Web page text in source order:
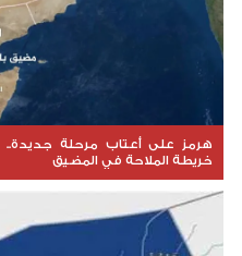
هرمز على أعتاب مرحلة جديدة..
خريطة الملاحة في المضيق